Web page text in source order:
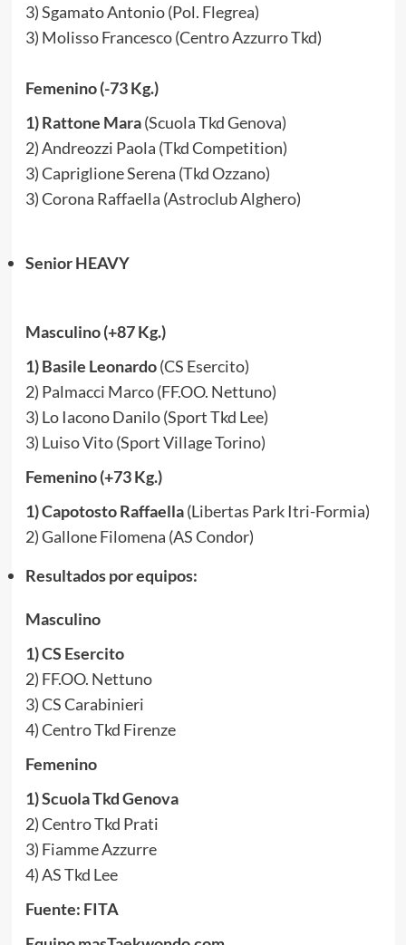
3) Sgamato Antonio (Pol. Flegrea)
3) Molisso Francesco (Centro Azzurro Tkd)
Femenino (-73 Kg.)
1) Rattone Mara(Scuola Tkd Genova)
2) Andreozzi Paola (Tkd Competition)
3) Capriglione Serena (Tkd Ozzano)
3) Corona Raffaella (Astroclub Alghero)
Senior HEAVY
Masculino (+87 Kg.)
1) Basile Leonardo(CS Esercito)
2) Palmacci Marco (FF.OO. Nettuno)
3) Lo Iacono Danilo (Sport Tkd Lee)
3) Luiso Vito (Sport Village Torino)
Femenino (+73 Kg.)
1) Capotosto Raffaella(Libertas Park Itri-Formia)
2) Gallone Filomena (AS Condor)
Resultados por equipos:
Masculino
1) CS Esercito
2) FF.OO. Nettuno
3) CS Carabinieri
4) Centro Tkd Firenze
Femenino
1) Scuola Tkd Genova
2) Centro Tkd Prati
3) Fiamme Azzurre
4) AS Tkd Lee
Fuente: FITA